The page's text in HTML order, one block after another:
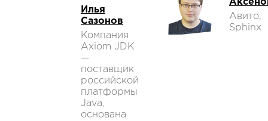
Илья
Сазонов
Компания
Axiom JDK
—
поставщик
российской
платформы
Java,
основана
Авито,
Sphinx